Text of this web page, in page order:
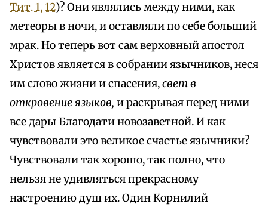
Тит. 1, 12)? Они являлись между ними, как
метеоры в ночи, и оставляли по себе больший
мрак. Но теперь вот сам верховный апостол
Христов является в собрании язычников, неся
им слово жизни и спасения,свет в
откровение языков, и раскрывая перед ними
все дары Благодати новозаветной. И как
чувствовали это великое счастье язычники?
Чувствовали так хорошо, так полно, что
нельзя не удивляться прекрасному
настроению душ их. Один Корнилий